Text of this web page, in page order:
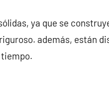
ya que se
además, están